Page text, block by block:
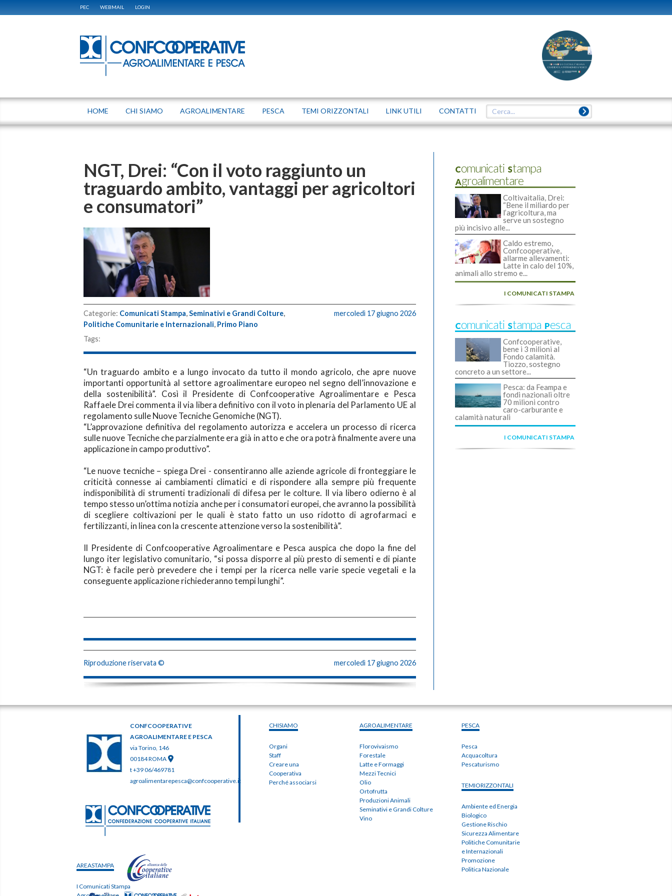
PEC WEBMAIL LOGIN
HOME CHI SIAMO AGROALIMENTARE PESCA TEMI ORIZZONTALI LINK UTILI CONTATTI
NGT, Drei: “Con il voto raggiunto un
traguardo ambito, vantaggi per agricoltori
e consumatori”
mercoledì 17 giugno 2026
Categorie: Comunicati Stampa,Seminativi e Grandi Colture,
Politiche Comunitarie e Internazionali, Primo Piano
Tags:
“Un traguardo ambito e a lungo invocato da tutto il mondo agricolo, che apre nuove
importanti opportunità al settore agroalimentare europeo nel segno dell’innovazione e
della sostenibilità”. Così il Presidente di Confcooperative Agroalimentare e Pesca
Raffaele Drei commenta il via libera definitivo con il voto in plenaria del Parlamento UE al
regolamento sulle Nuove Tecniche Genomiche (NGT).
“L’approvazione definitiva del regolamento autorizza e accelera un processo di ricerca
sulle nuove Tecniche che parzialmente era già in atto e che ora potrà finalmente avere una
applicazione in campo produttivo”.
“Le nuove tecniche – spiega Drei - consentiranno alle aziende agricole di fronteggiare le
criticità connesse ai cambiamenti climatici e di rispondere alla sempre più frequente
indisponibilità di strumenti tradizionali di difesa per le colture. Il via libero odierno è al
tempo stesso un’ottima notizia anche per i consumatori europei, che avranno la possibilità
di scegliere coltivazioni per le quali è stato fatto un uso ridotto di agrofarmaci e
fertilizzanti, in linea con la crescente attenzione verso la sostenibilità”.
Il Presidente di Confcooperative Agroalimentare e Pesca auspica che dopo la fine del
lungo iter legislativo comunitario, “si possa disporre al più presto di sementi e di piante
NGT: è facile però prevedere che i tempi per la ricerca nelle varie specie vegetali e la
conseguente applicazione richiederanno tempi lunghi”.
Riproduzione riservata © mercoledì 17 giugno 2026
Comunicati Stampa
Agroalimentare
Coltivaitalia, Drei:
“Bene il miliardo per
l’agricoltura, ma
serve un sostegno
più incisivo alle...
Caldo estremo,
Confcooperative,
allarme allevamenti:
Latte in calo del 10%,
animali allo stremo e...
I COMUNICATI STAMPA
Comunicati Stampa Pesca
Confcooperative,
bene i 3 milioni al
Fondo calamità.
Tiozzo, sostegno
concreto a un settore...
Pesca: da Feampa e
fondi nazionali oltre
70 milioni contro
caro-carburante e
calamità naturali
I COMUNICATI STAMPA
CONFCOOPERATIVE
AGROALIMENTARE E PESCA
via Torino, 146
00184 ROMA
t +39 06/469781
agroalimentarepesca@confcooperative.it
CHISIAMO
Organi
Staff
Creare una
Cooperativa
Perché associarsi
AGROALIMENTARE
Florovivaismo
Forestale
Latte e Formaggi
Mezzi Tecnici
Olio
Ortofrutta
Produzioni Animali
Seminativi e Grandi Colture
Vino
PESCA
Pesca
Acquacoltura
Pescaturismo
TEMIORIZZONTALI
Ambiente ed Energia
Biologico
Gestione Rischio
Sicurezza Alimentare
Politiche Comunitarie
e Internazionali
Promozione
Politica Nazionale
AREASTAMPA
I Comunicati Stampa